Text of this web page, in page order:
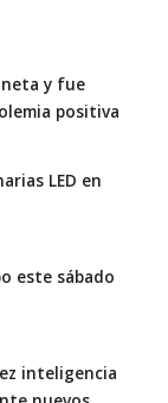
y fue
positiva
LED en
este sábado
inteligencia